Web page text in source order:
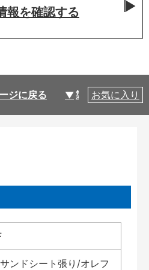
報を確認する
ジに戻る 製品仕様
お気に入り
ンドシート張り/オレフ